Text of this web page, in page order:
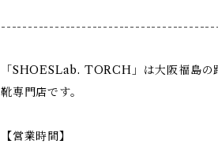
「SHOESLab. TORCH」は大阪福島
靴専門店です。
【営業時間】